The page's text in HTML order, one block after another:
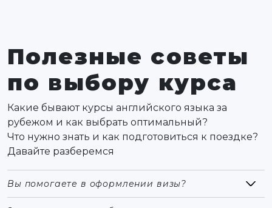
Полезные советы
по выбору курса
Какие бывают курсы английского языка за
рубежом и как выбрать оптимальный?
Что нужно знать и как подготовиться к поездке?
Давайте разберемся
Вы помогаете в оформлении визы?